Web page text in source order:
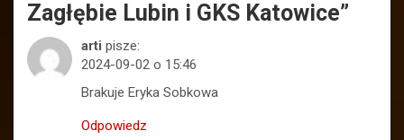
Zagłębie Lubin i GKS Katowice”
arti pisze:
2024-09-02 o 15:46
Brakuje Eryka Sobkowa
Odpowiedz